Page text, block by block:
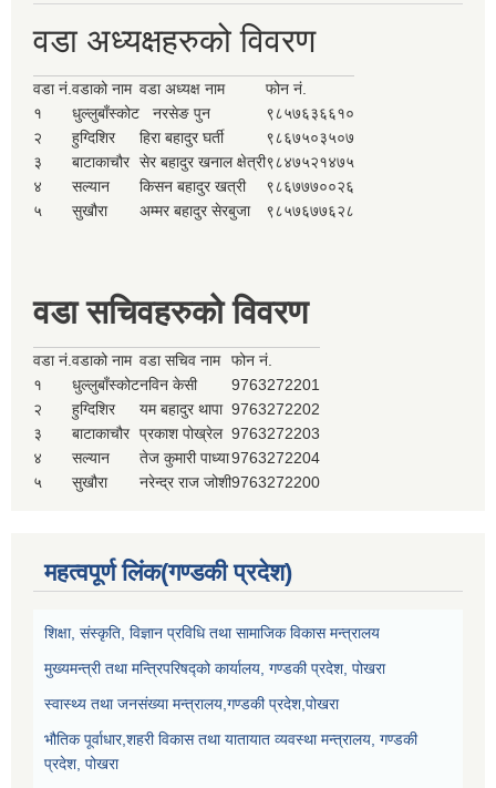
वडा अध्यक्षहरुको विवरण
वडा नं. वडाको नाम वडा अध्यक्ष नाम
फोन नं.
१
धुल्लुबाँस्कोट नरसेङ पुन
९८५७६३६६१०
२
हुग्दिशिर हिरा बहादुर घर्ती
९८६७५०३५०७
३
बाटाकाचौर सेर बहादुर खनाल क्षेत्री९८४७५२१४७५
४
सल्यान किसन बहादुर खत्री
९८६७७७००२६
५
सुखौरा अम्मर बहादुर सेरबुजा ९८५७६७७६२८
वडा सचिवहरुको विवरण
वडा नं. वडाको नाम वडा सचिव नाम
फोन नं.
१
धुल्लुबाँस्कोटनविन केसी
9763272201
२
हुग्दिशिर यम बहादुर थापा 9763272202
३
बाटाकाचौर प्रकाश पोख्रेल 9763272203
४
सल्यान तेज कुमारी पाध्या9763272204
५
सुखौरा नरेन्द्र राज जोशी9763272200
महत्वपूर्ण लिंक(गण्डकी प्रदेश)
शिक्षा, संस्कृति, विज्ञान प्रविधि तथा सामाजिक विकास मन्त्रालय
मुख्यमन्त्री तथा मन्त्रिपरिषद्को कार्यालय, गण्डकी प्रदेश, पोखरा
स्वास्थ्य तथा जनसंख्या मन्त्रालय,गण्डकी प्रदेश,पोखरा
भौतिक पूर्वाधार,शहरी विकास तथा यातायात व्यवस्था मन्त्रालय, गण्डकी
प्रदेश, पोखरा